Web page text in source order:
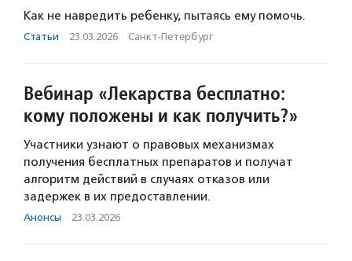
Как не навредить ребенку, пытаясь ему помочь.
Статьи · 23.03.2026 · Санкт-Петербург
Вебинар «Лекарства бесплатно:
кому положены и как получить?»
Участники узнают о правовых механизмах
получения бесплатных препаратов и получат
алгоритм действий в случаях отказов или
задержек в их предоставлении.
Анонсы · 23.03.2026